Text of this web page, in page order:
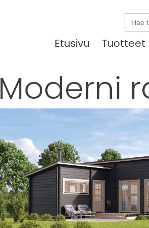
for:
Etusivu Tuotteet
Moderni